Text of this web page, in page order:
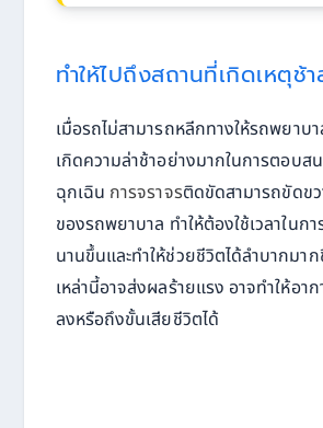
ทำให้ไปถึงสถานที่เกิดเหตุช้
เมื่อรถไม่สามารถหลีกทางให้รถพยาบา
เกิดความล่าช้าอย่างมากในการตอบส
ฉุกเฉิน การจราจรติดขัดสามารถขัดข
ของรถพยาบาล ทำให้ต้องใช้เวลาในก
นานขึ้นและทำให้ช่วยชีวิตได้ลำบากมา
เหล่านี้อาจส่งผลร้ายแรง อาจทำให้อา
ลงหรือถึงขั้นเสียชีวิตได้